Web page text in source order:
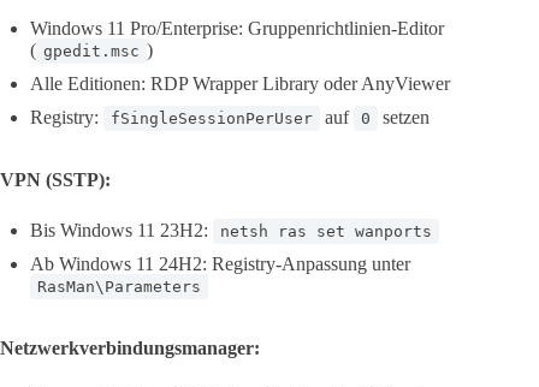
Windows 11 Pro/Enterprise: Gruppenrichtlinien-Editor
( gpedit.msc )
Alle Editionen: RDP Wrapper Library oder AnyViewer
Registry:
fSingleSessionPerUser auf 0 setzen
VPN (SSTP):
Bis Windows 11 23H2: netsh ras set wanports
Ab Windows 11 24H2: Registry-Anpassung unter
RasMan\Parameters
Netzwerkverbindungsmanager: